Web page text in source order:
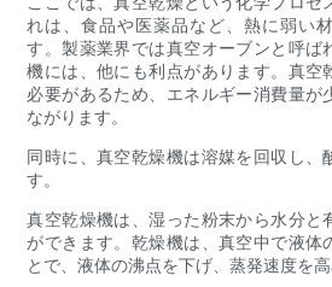
れは、食品や医薬品など、熱に弱い
す。製薬業界では真空オーブンと呼ば
機には、他にも利点があります。真空
必要があるため、エネルギー消費量が
ながります。
同時に、真空乾燥機は溶媒を回収し、
す。
真空乾燥機は、湿った粉末から水分と
ができます。乾燥機は、真空中で液体
とで、液体の沸点を下げ、蒸発速度を高